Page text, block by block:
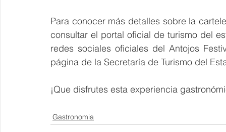
Para conocer más detalles sobre la
consultar el portal oficial de turismo del
redes sociales oficiales del Antojos
página de la Secretaría de Turismo del
¡Que disfrutes esta experiencia
Gastronomia